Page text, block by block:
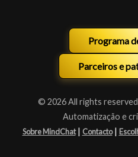
Programa
Parceiros e
© 2026 All rights reserved
Automatização e
Sobre MindChat | Contacto |